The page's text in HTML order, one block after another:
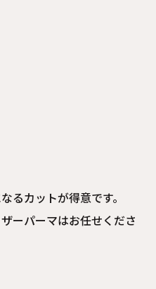
るカットが得意です。
ーパーマはお任せくださ